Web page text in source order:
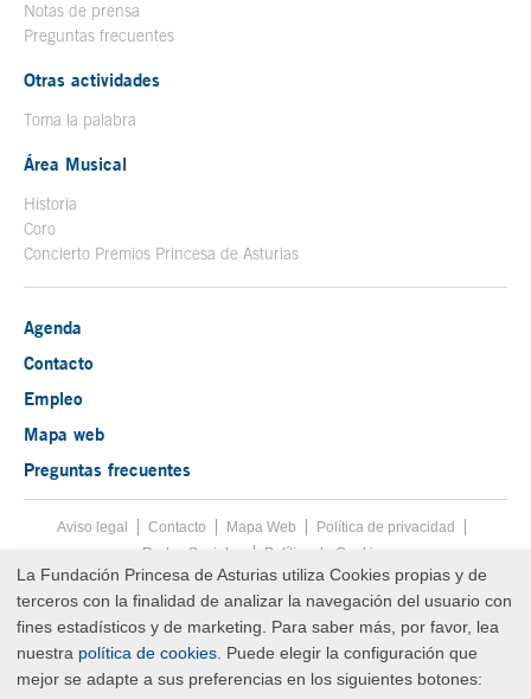
Notas de prensa
Preguntas frecuentes
Otras actividades
Toma la palabra
Área Musical
Historia
Coro
Concierto Premios Princesa de Asturias
Agenda
Contacto
Empleo
Mapa web
Preguntas frecuentes
Menú pie
Aviso legal Tecla de acceso 8
Contacto Mapa Web
Política de privacidad
Redes Sociales
Política de Cookies
Fin menú pie
© Copyright Fri Aug 07 18:14:50 UTC 2026 Fundación Princesa de
Asturias
La Fundación Princesa de Asturias utiliza Cookies propias y de
terceros con la finalidad de analizar la navegación del usuario con
fines estadísticos y de marketing. Para saber más, por favor, lea
nuestra política de cookies . Puede elegir la configuración que
mejor se adapte a sus preferencias en los siguientes botones: